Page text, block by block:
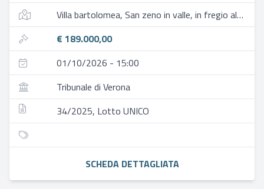
Villa bartolomea, San zeno in valle, in fregio al lato nord di via marola, un ramo della s.p. n. 47
€ 189.000,00
01/10/2026 - 15:00
Tribunale di Verona
34/2025, Lotto UNICO
SCHEDA DETTAGLIATA